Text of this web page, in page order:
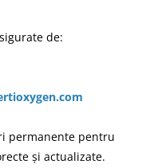
de:
permanente pentru
și actualizate.